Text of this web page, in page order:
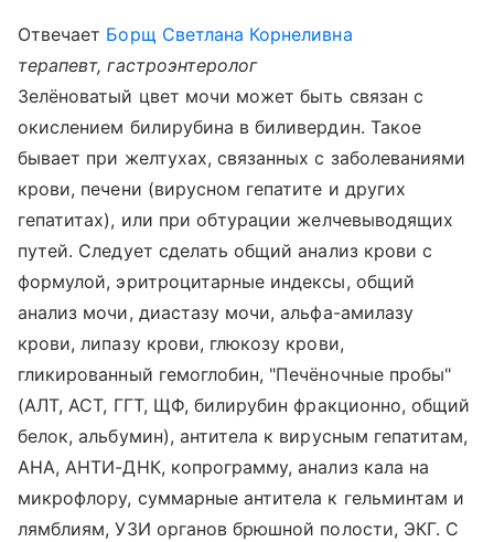
Отвечает Борщ Светлана Корнеливна
терапевт, гастроэнтеролог
Зелёноватый цвет мочи может быть связан с
окислением билирубина в биливердин. Такое
бывает при желтухах, связанных с заболеваниями
крови, печени (вирусном гепатите и других
гепатитах), или при обтурации желчевыводящих
путей. Следует сделать общий анализ крови с
формулой, эритроцитарные индексы, общий
анализ мочи, диастазу мочи, альфа-амилазу
крови, липазу крови, глюкозу крови,
гликированный гемоглобин, "Печёночные пробы"
(АЛТ, АСТ, ГГТ, ЩФ, билирубин фракционно, общий
белок, альбумин), антитела к вирусным гепатитам,
АНА, АНТИ-ДНК, копрограмму, анализ кала на
микрофлору, суммарные антитела к гельминтам и
лямблиям, УЗИ органов брюшной полости, ЭКГ. С